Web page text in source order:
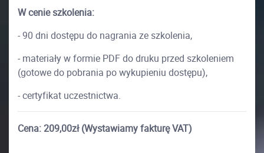
W cenie szkolenia:
- 90 dni dostępu do nagrania ze szkolenia,
- materiały w formie PDF do druku przed szkoleniem
(gotowe do pobrania po wykupieniu dostępu),
- certyfikat uczestnictwa.
Cena: 209,00zł (Wystawiamy fakturę VAT)